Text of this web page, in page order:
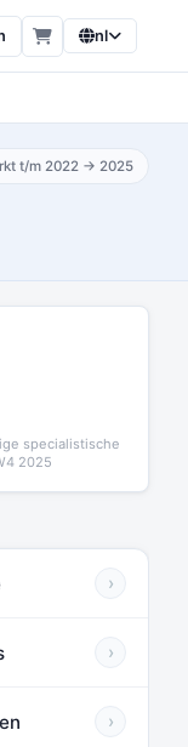
nl
t/m 2022 → 2025
specialistische
2025
›
›
›